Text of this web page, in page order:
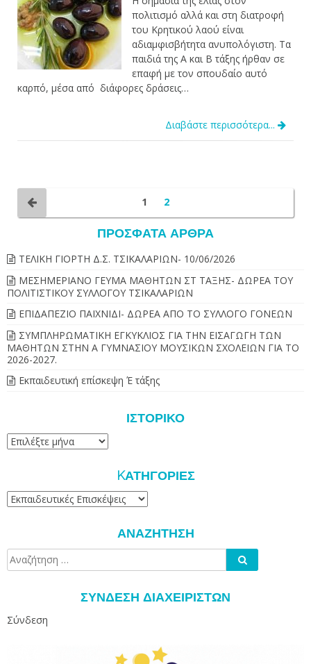
πολιτισμό αλλά και στη διατροφή
του Κρητικού λαού είναι
αδιαμφισβήτητα ανυπολόγιστη. Tα
παιδιά της Α και Β τάξης ήρθαν σε
επαφή με τον σπουδαίο αυτό
καρπό, μέσα από διάφορες δράσεις…
Διαβάστε περισσότερα...
1 2
ΠΡΌΣΦΑΤΑ ΆΡΘΡΑ
ΤΕΛΙΚΗ ΓΙΟΡΤΗ Δ.Σ. ΤΣΙΚΑΛΑΡΙΩΝ- 10/06/2026
ΜΕΣΗΜΕΡΙΑΝΟ ΓΕΥΜΑ ΜΑΘΗΤΩΝ ΣΤ ΤΑΞΗΣ- ΔΩΡΕΑ ΤΟΥ
ΠΟΛΙΤΙΣΤΙΚΟΥ ΣΥΛΛΟΓΟΥ ΤΣΙΚΑΛΑΡΙΩΝ
ΕΠΙΔΑΠΕΖΙΟ ΠΑΙΧΝΙΔΙ- ΔΩΡΕΑ ΑΠΟ ΤΟ ΣΥΛΛΟΓΟ ΓΟΝΕΩΝ
ΣΥΜΠΛΗΡΩΜΑΤΙΚΗ ΕΓΚΥΚΛΙΟΣ ΓΙΑ ΤΗΝ ΕΙΣΑΓΩΓΗ ΤΩΝ
ΜΑΘΗΤΩΝ ΣΤΗΝ Α ΓΥΜΝΑΣΙΟΥ ΜΟΥΣΙΚΩΝ ΣΧΟΛΕΙΩΝ ΓΙΑ ΤΟ
2026-2027.
Εκπαιδευτική επίσκεψη Έ τάξης
ΙΣΤΟΡΙΚΌ
Ιστορικό
KΑΤΗΓΟΡΊΕΣ
Kατηγορίες
ΑΝΑΖΉΤΗΣΗ
ΣΎΝΔΕΣΗ ΔΙΑΧΕΙΡΙΣΤΏΝ
Σύνδεση